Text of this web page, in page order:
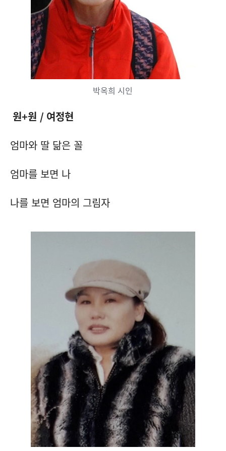
박옥희 시인
원+원 / 여정현
엄마와 딸 닮은 꼴
엄마를 보면 나
나를 보면 엄마의 그림자